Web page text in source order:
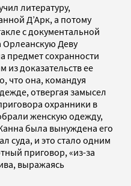
литературу,
Д’Арк, а потому
с документальной
Орлеанскую Деву
предмет сохранности
из доказательств ее
что она, командуя
отвергая замысел
охранники в
женскую одежду,
была вынуждена его
суда, и это стало одним
приговор, «из-за
выражаясь